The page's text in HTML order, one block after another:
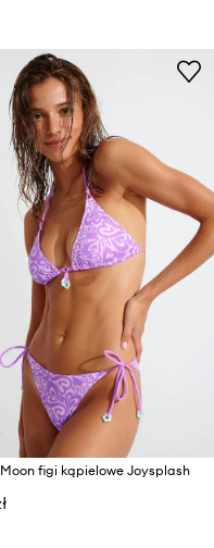
figi kąpielowe Joysplash